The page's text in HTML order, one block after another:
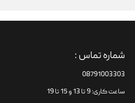
شماره تماس :
08791003303
ساعت کاری: 9 تا 13 و 15 تا 19